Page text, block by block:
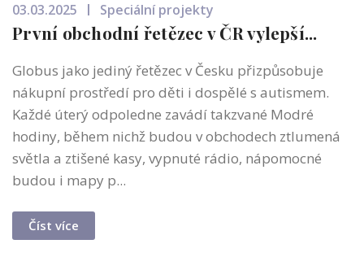
03.03.2025 Speciální projekty
První obchodní řetězec v ČR vylepší...
Globus jako jediný řetězec v Česku přizpůsobuje
nákupní prostředí pro děti i dospělé s autismem.
Každé úterý odpoledne zavádí takzvané Modré
hodiny, během nichž budou v obchodech ztlumená
světla a ztišené kasy, vypnuté rádio, nápomocné
budou i mapy p...
Číst více